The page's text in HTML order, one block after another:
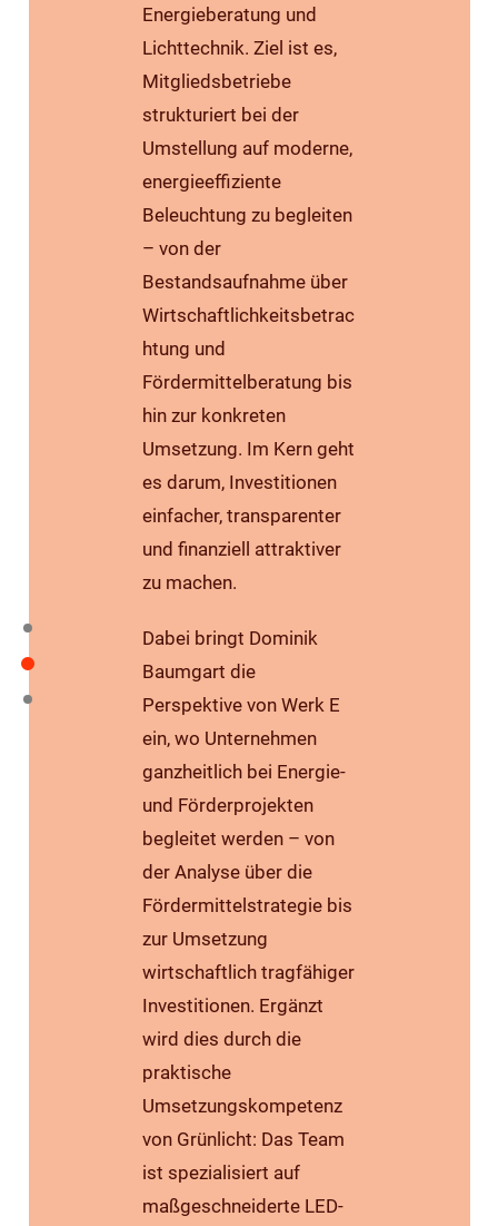
Energieberatung und
Lichttechnik. Ziel ist es,
Mitgliedsbetriebe
strukturiert bei der
Umstellung auf moderne,
energieeffiziente
Beleuchtung zu begleiten
– von der
Bestandsaufnahme über
Wirtschaftlichkeitsbetrac
htung und
Fördermittelberatung bis
hin zur konkreten
Umsetzung. Im Kern geht
es darum, Investitionen
einfacher, transparenter
und finanziell attraktiver
zu machen.
Dabei bringt Dominik
Baumgart die
Perspektive von Werk E
ein, wo Unternehmen
ganzheitlich bei Energie-
und Förderprojekten
begleitet werden – von
der Analyse über die
Fördermittelstrategie bis
zur Umsetzung
wirtschaftlich tragfähiger
Investitionen. Ergänzt
wird dies durch die
praktische
Umsetzungskompetenz
von Grünlicht: Das Team
ist spezialisiert auf
maßgeschneiderte LED-